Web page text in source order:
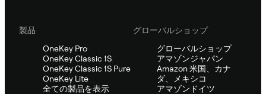
製品
OneKey Pro
OneKey Classic 1S
OneKey Classic 1S Pure
OneKey Lite
全ての製品を表示
グローバルショップ
グローバルショップ
アマゾンジャパン
Amazon 米国、カナ
ダ、メキシコ
アマゾンドイツ